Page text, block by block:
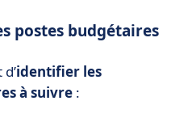
postes budgétaires
identifier les
à suivre :